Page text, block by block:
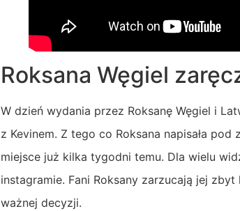
Roksana Węgiel
W dzień wydania przez Roksanę Węgiel i
z Kevinem. Z tego co Roksana napisała
miejsce już kilka tygodni temu. Dla wielu
instagramie. Fani Roksany zarzucają jej
ważnej decyzji.